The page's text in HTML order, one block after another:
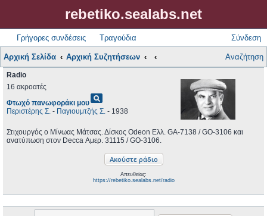
rebetiko.sealabs.net
Γρήγορες συνδέσεις Τραγούδια Σύνδεση
Αρχική Σελίδα Αρχική Συζητήσεων Αναζήτηση
Radio
16 ακροατές
Φτωχό πανωφοράκι μουpageview
Περιστέρης Σ. - Παγιουμτζής Σ. - 1938
Στιχουργός ο Μίνωας Μάτσας. Δίσκος Odeon Ελλ. GA-7138 / GO-3106 και
ανατύπωση στον Decca Αμερ. 31115 / GO-3106.
Απευθείας:
https://rebetiko.sealabs.net/radio